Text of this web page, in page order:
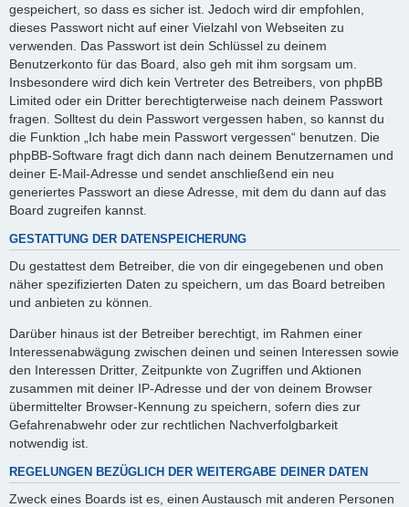
gespeichert, so dass es sicher ist. Jedoch wird dir empfohlen,
dieses Passwort nicht auf einer Vielzahl von Webseiten zu
verwenden. Das Passwort ist dein Schlüssel zu deinem
Benutzerkonto für das Board, also geh mit ihm sorgsam um.
Insbesondere wird dich kein Vertreter des Betreibers, von phpBB
Limited oder ein Dritter berechtigterweise nach deinem Passwort
fragen. Solltest du dein Passwort vergessen haben, so kannst du
die Funktion „Ich habe mein Passwort vergessen“ benutzen. Die
phpBB-Software fragt dich dann nach deinem Benutzernamen und
deiner E-Mail-Adresse und sendet anschließend ein neu
generiertes Passwort an diese Adresse, mit dem du dann auf das
Board zugreifen kannst.
GESTATTUNG DER DATENSPEICHERUNG
Du gestattest dem Betreiber, die von dir eingegebenen und oben
näher spezifizierten Daten zu speichern, um das Board betreiben
und anbieten zu können.
Darüber hinaus ist der Betreiber berechtigt, im Rahmen einer
Interessenabwägung zwischen deinen und seinen Interessen sowie
den Interessen Dritter, Zeitpunkte von Zugriffen und Aktionen
zusammen mit deiner IP-Adresse und der von deinem Browser
übermittelter Browser-Kennung zu speichern, sofern dies zur
Gefahrenabwehr oder zur rechtlichen Nachverfolgbarkeit
notwendig ist.
REGELUNGEN BEZÜGLICH DER WEITERGABE DEINER DATEN
Zweck eines Boards ist es, einen Austausch mit anderen Personen